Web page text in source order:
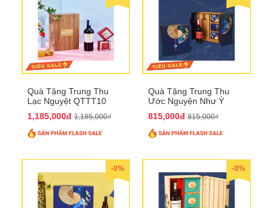
Quà Tặng Trung Thu
Lạc Nguyệt QTTT10
1,185,000đ 1,185,000₫
Quà Tặng Trung Thu
Ước Nguyện Như Ý
815,000đ 815,000₫
-0% -0%